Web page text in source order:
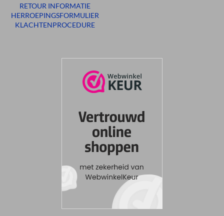
RETOUR INFORMATIE
HERROEPINGSFORMULIER
KLACHTENPROCEDURE